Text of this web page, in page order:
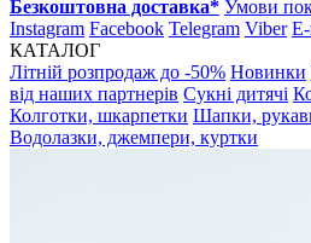
Безкоштовна доставка* Умови
Instagram Facebook Telegram Viber
КАТАЛОГ
Літній розпродаж до -50% Новинки
від наших партнерів Сукні дитячі
Колготки, шкарпетки Шапки,
Водолазки, джемпери, куртки